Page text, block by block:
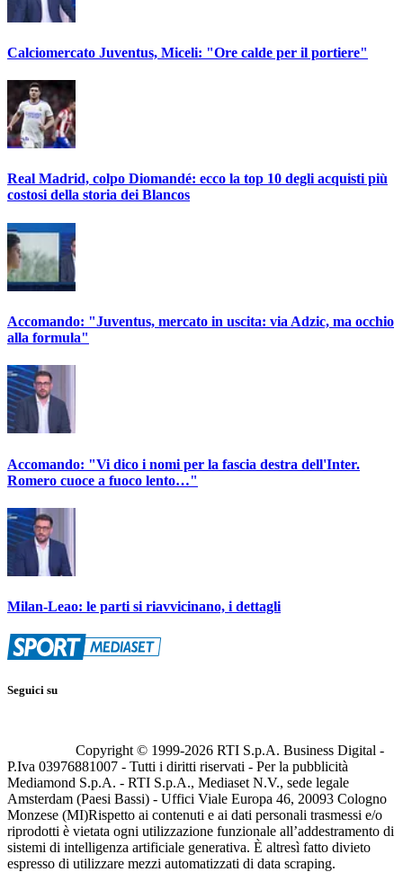
Calciomercato Juventus, Miceli: "Ore calde per il portiere"
Real Madrid, colpo Diomandé: ecco la top 10 degli acquisti più
costosi della storia dei Blancos
Accomando: "Juventus, mercato in uscita: via Adzic, ma occhio
alla formula"
Accomando: "Vi dico i nomi per la fascia destra dell'Inter.
Romero cuoce a fuoco lento…"
Milan-Leao: le parti si riavvicinano, i dettagli
Seguici su
Copyright © 1999-2026 RTI S.p.A. Business Digital -
P.Iva 03976881007 - Tutti i diritti riservati - Per la pubblicità
Mediamond S.p.A. - RTI S.p.A., Mediaset N.V., sede legale
Amsterdam (Paesi Bassi) - Uffici Viale Europa 46, 20093 Cologno
Monzese (MI)Rispetto ai contenuti e ai dati personali trasmessi e/o
riprodotti è vietata ogni utilizzazione funzionale all’addestramento di
sistemi di intelligenza artificiale generativa. È altresì fatto divieto
espresso di utilizzare mezzi automatizzati di data scraping.